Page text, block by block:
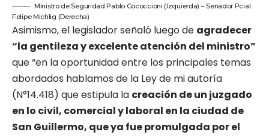
Ministro de Seguridad Pablo Cococcioni (Izquierda) – Senador Pcial.
Felipe Michlig (Derecha)
Asimismo, el legislador señaló luego de agradecer
“la gentileza y excelente atención del ministro”
que “en la oportunidad entre los principales temas
abordados hablamos de la Ley de mi autoría
(N°14.418) que estipula la creación de un juzgado
en lo civil, comercial y laboral en la ciudad de
San Guillermo, que ya fue promulgada por el